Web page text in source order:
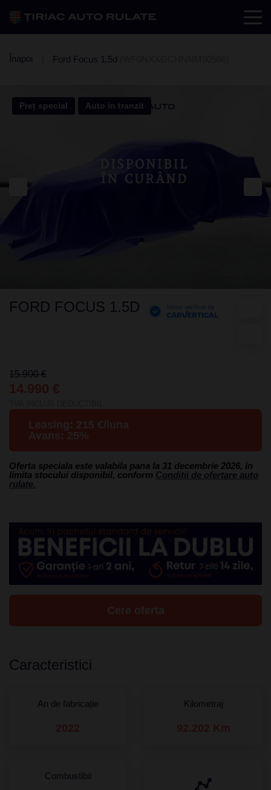
Înapoi Ford Focus 1.5d
Preț special Auto in tranzit
FORD FOCUS 1.5D
15.900 €
14.990 €
Leasing: 215 €/luna
Avans: 25%
Oferta speciala este valabila pana la 31 decembrie 2026, în
limita stocului disponibil, conform Conditii de ofertare auto
rulate.
Cere oferta
Caracteristici
An de fabricație
2022
Kilometraj
92.202 Km
Combustibil